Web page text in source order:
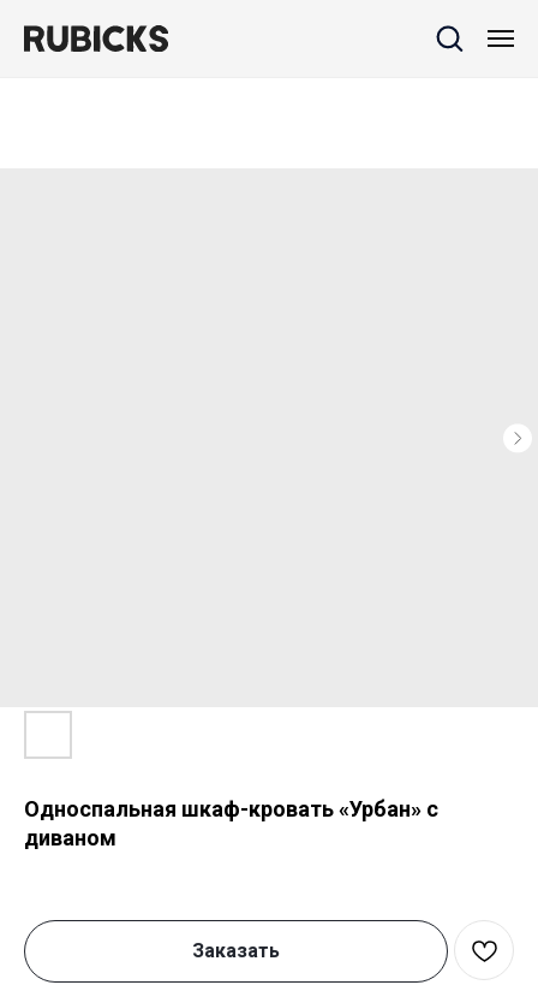
Односпальная шкаф-кровать «Урбан» с
диваном
Заказать